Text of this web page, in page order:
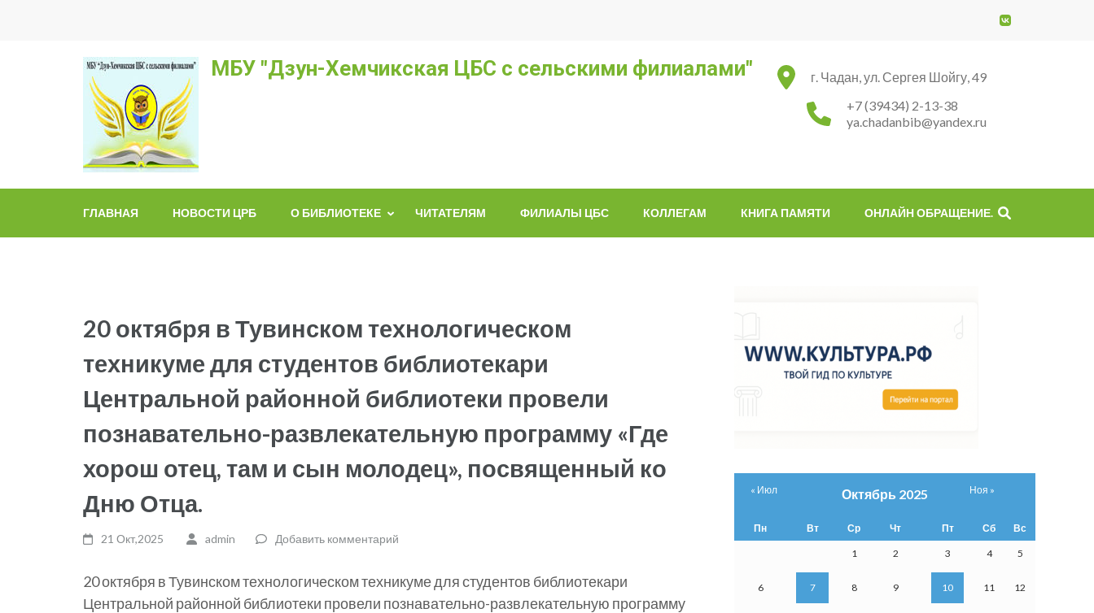
содержимому
МБУ "Дзун-Хемчикская ЦБС с сельскими филиалами"
г. Чадан, ул. Сергея Шойгу, 49
+7 (39434) 2-13-38
ya.chadanbib@yandex.ru
ГЛАВНАЯ НОВОСТИ ЦРБ О БИБЛИОТЕКЕ ЧИТАТЕЛЯМ ФИЛИАЛЫ ЦБС КОЛЛЕГАМ КНИГА ПАМЯТИ ОНЛАЙН ОБРАЩЕНИЕ.
20 октября в Тувинском технологическом
техникуме для студентов библиотекари
Центральной районной библиотеки провели
познавательно-развлекательную программу «Где
хорош отец, там и сын молодец», посвященный ко
Дню Отца.
21 Окт,2025 admin Добавить комментарий
20 октября в Тувинском технологическом техникуме для студентов библиотекари
Центральной районной библиотеки провели познавательно-развлекательную программу
Октябрь 2025
Пн Вт Ср Чт Пт Сб Вс
1 2 3 4 5
6 7 8 9 10 11 12
« Июл Ноя »